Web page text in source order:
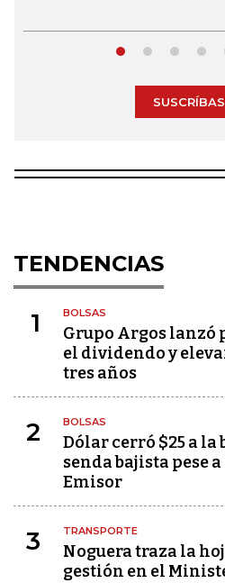
TENDENCIAS
1 BOLSAS
Grupo Argos
el dividendo y
tres años
2 BOLSAS
Dólar cerró $25 a la
senda bajista pese
Emisor
3 TRANSPORTE
Noguera traza la
gestión en el